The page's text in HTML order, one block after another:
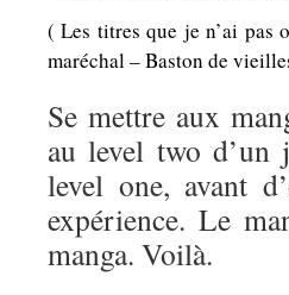
( Les titres que je n’ai pas
maréchal – Baston de
Se mettre aux
au level two d’un
level one, avant
expérience. Le
manga. Voilà.